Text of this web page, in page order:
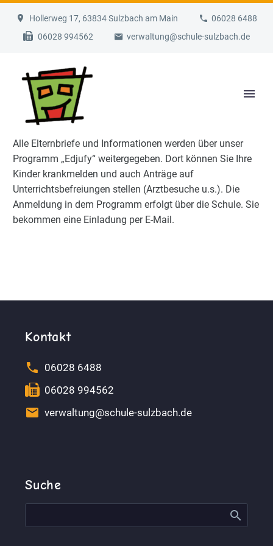
Hollerweg 17, 63834 Sulzbach am Main
06028 6488
06028 994562
verwaltung@schule-sulzbach.de
Alle Elternbriefe und Informationen werden über unser
Programm „Edjufy“ weitergegeben. Dort können Sie Ihre
Kinder krankmelden und auch Anträge auf
Unterrichtsbefreiungen stellen (Arztbesuche u.s.). Die
Anmeldung in dem Programm erfolgt über die Schule. Sie
bekommen eine Einladung per E-Mail.
Kontakt

 06028 6488

 06028 994562

 verwaltung@schule-sulzbach.de
Suche